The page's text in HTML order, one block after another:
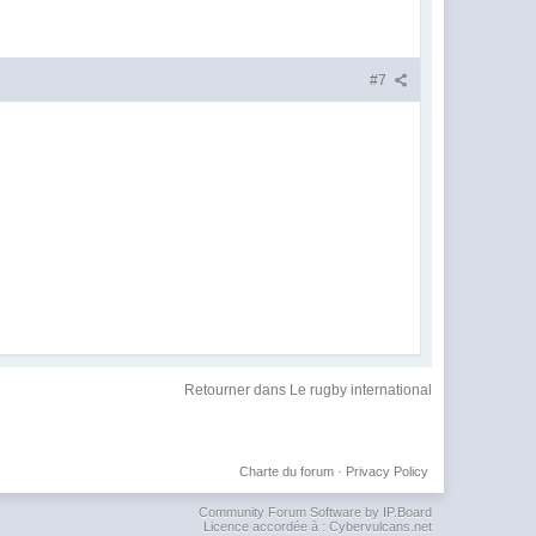
#7
Retourner dans Le rugby international
Privacy Policy
Charte du forum·
Community Forum Software by IP.Board
Licence accordée à : Cybervulcans.net